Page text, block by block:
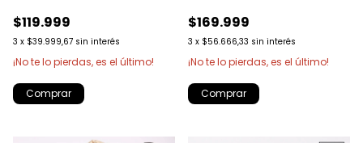
$119.999
3 x $39.999,67 sin interés
¡No te lo pierdas, es el último!
Comprar
$169.999
3 x $56.666,33 sin interés
¡No te lo pierdas, es el último!